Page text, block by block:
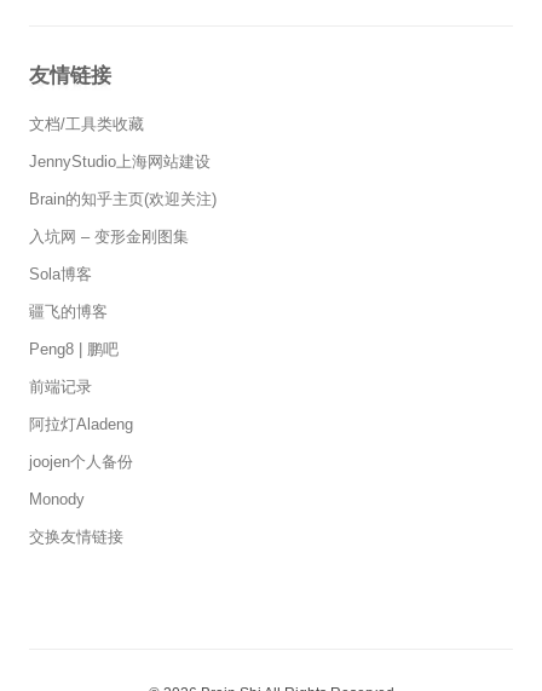
友情链接
文档/工具类收藏
JennyStudio上海网站建设
Brain的知乎主页(欢迎关注)
入坑网 – 变形金刚图集
Sola博客
疆飞的博客
Peng8 | 鹏吧
前端记录
阿拉灯Aladeng
joojen个人备份
Monody
交换友情链接